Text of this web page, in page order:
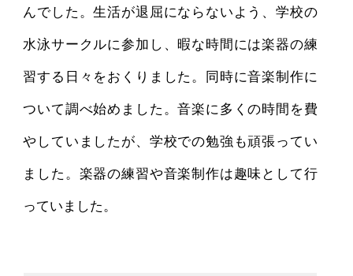
んでした。生活が退屈にならないよう、学校の
水泳サークルに参加し、暇な時間には楽器の練
習する日々をおくりました。同時に音楽制作に
ついて調べ始めました。音楽に多くの時間を費
やしていましたが、学校での勉強も頑張ってい
ました。楽器の練習や音楽制作は趣味として行
っていました。